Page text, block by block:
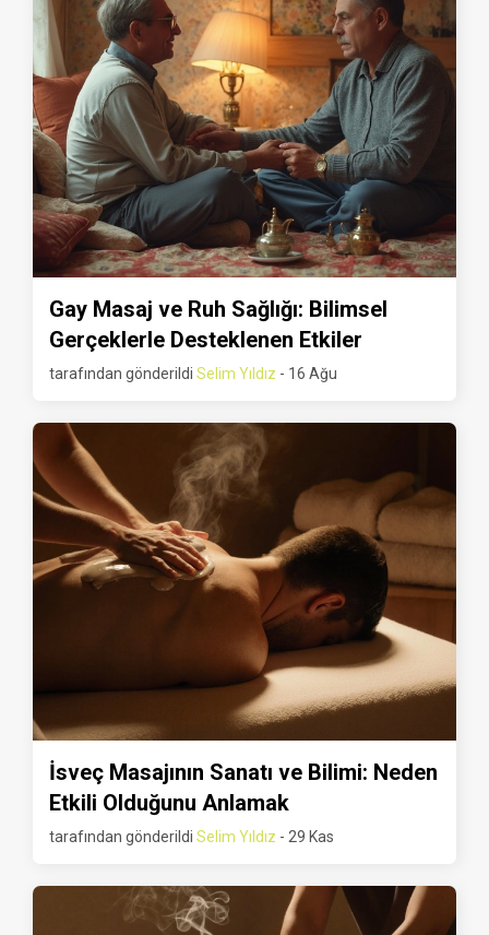
Gay Masaj ve Ruh Sağlığı: Bilimsel
Gerçeklerle Desteklenen Etkiler
tarafından gönderildi Selim Yıldız - 16 Ağu
İsveç Masajının Sanatı ve Bilimi: Neden
Etkili Olduğunu Anlamak
tarafından gönderildi Selim Yıldız - 29 Kas